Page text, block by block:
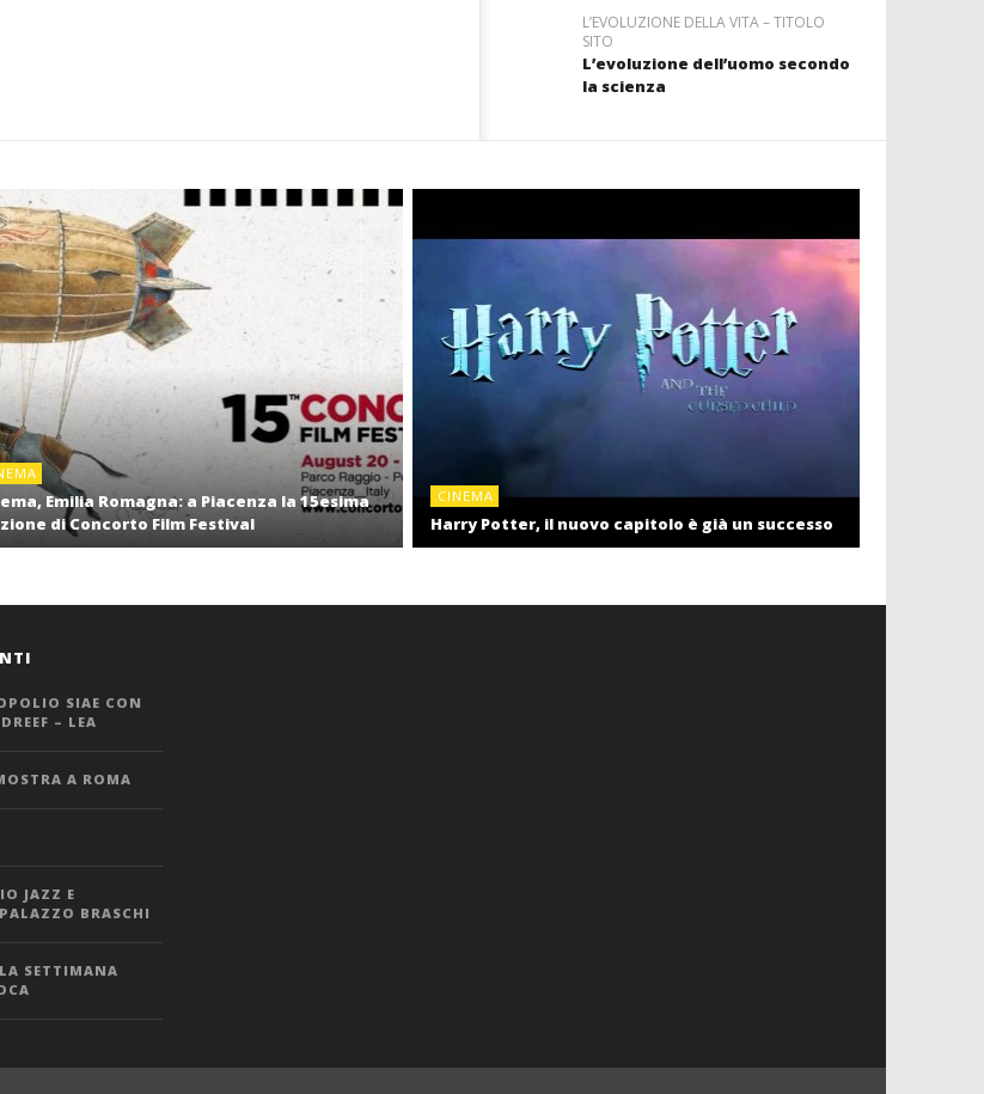
L’EVOLUZIONE DELLA VITA – TITOLO
SITO
L’evoluzione dell’uomo secondo
la scienza
Emilia Romagna: a Piacenza la 15esima
di Concorto Film Festival
CINEMA
Harry Potter, il nuovo capitolo è già un successo
SIAE CON
– LEA
A ROMA
JAZZ E
BRASCHI
SETTIMANA